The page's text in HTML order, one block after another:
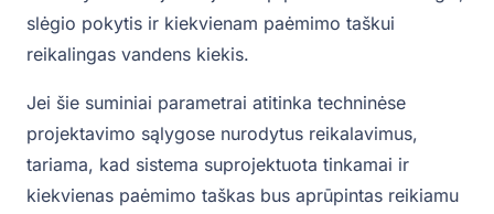
slėgio pokytis ir kiekvienam paėmimo taškui
reikalingas vandens kiekis.
Jei šie suminiai parametrai atitinka techninėse
projektavimo sąlygose nurodytus reikalavimus,
tariama, kad sistema suprojektuota tinkamai ir
kiekvienas paėmimo taškas bus aprūpintas reikiamu